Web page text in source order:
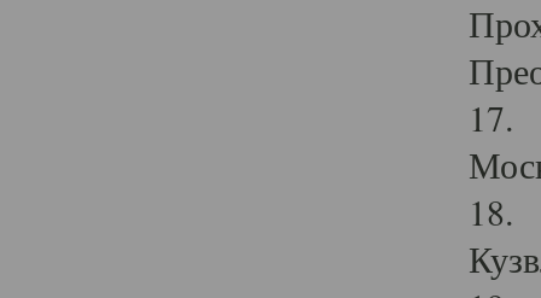
17.
18.